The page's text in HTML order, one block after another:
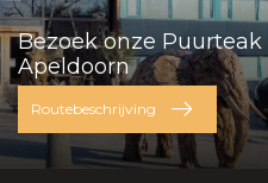
Bezoek onze Puurteak
Apeldoorn
Routebeschrijving